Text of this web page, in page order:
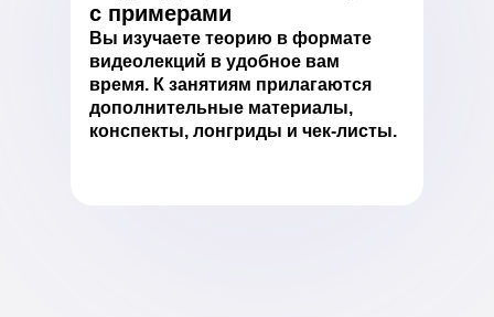
с примерами
Вы изучаете теорию в формате
видеолекций в удобное вам
время. К занятиям прилагаются
дополнительные материалы,
конспекты, лонгриды и чек-листы.